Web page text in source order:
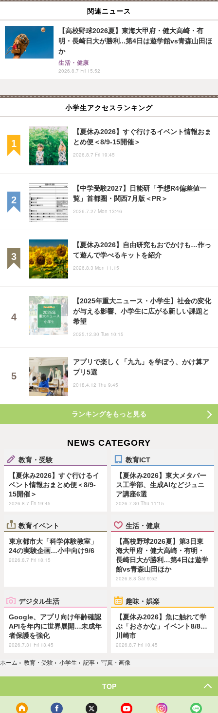
関連ニュース
【高校野球2026夏】東海大甲府・健大高崎・有
明・長崎日大が勝利...第4日は遊学館vs青森山田ほ
か
生活・健康
2026.8.7 Fri 15:52
小学生アクセスランキング
【夏休み2026】すぐ行けるイベント情報おま
とめ便＜8/9-15開催＞
2026.8.7 Fri 19:45
【中学受験2027】日能研「予想R4偏差値一
覧」首都圏・関西7月版＜PR＞
2026.7.27 Mon 13:46
【夏休み2026】自由研究もおでかけも…作っ
て遊んで学べるキットを紹介
2026.8.3 Mon 11:15
【2025年重大ニュース・小学生】社会の変化
が与える影響、小学生に広がる新しい課題と
希望
2025.12.30 Tue 10:15
アプリで楽しく「九九」を学ぼう、かけ算ア
プリ5選
2018.4.12 Thu 9:45
ランキングをもっと見る
NEWS CATEGORY
教育・受験
【夏休み2026】すぐ行けるイ
ベント情報おまとめ便＜8/9-
15開催＞
2026.8.7 Fri 19:45
教育ICT
【夏休み2026】東大メタバー
ス工学部、生成AIなどジュニ
ア講座6選
2026.7.30 Thu 11:15
教育イベント
東京都市大「科学体験教室」
24の実験企画…小中向け9/6
2026.8.7 Fri 18:15
生活・健康
【高校野球2026夏】第3日東
海大甲府・健大高崎・有明・
長崎日大が勝利…第4日は遊学
館vs青森山田ほか
2026.8.8 Sat 9:52
デジタル生活
Google、アプリ向け年齢確認
APIを年内に世界展開…未成年
者保護を強化
2026.7.31 Fri 13:45
趣味・娯楽
【夏休み2026】魚に触れて学
ぶ「おさかな」イベント8/8…
川崎市
2026.8.7 Fri 10:45
ホーム › 教育・受験 › 小学生 › 記事 › 写真・画像
TOP